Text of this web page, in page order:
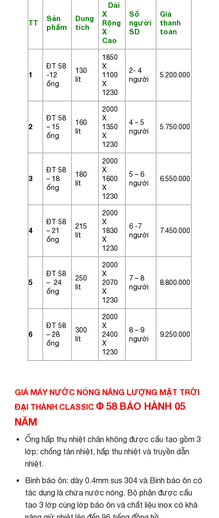
TT
Sản
phẩm
Dung
tích
Dài
X
Rộng
X
Cao
Số
người
SD
Giá
thanh
toán
1
ĐT 58
-12
ống
130
lít
1850
X
1100
X
1230
2- 4
người
5.200.000
2
ĐT 58
– 15
ống
160
lít
2000
X
1350
X
1230
4 – 5
người
5.750.000
3
ĐT 58
– 18
ống
180
lít
2000
X
1600
X
1230
5 – 6
người
6.550.000
4
ĐT 58
– 21
ống
215
lít
2000
X
1830
X
1230
6 -7
người
7.450.000
5
ĐT 58
– 24
ống
250
lít
2000
X
2070
X
1230
7 – 8
người
8.800.000
6
ĐT 58
– 28
ống
300
lít
2000
X
2400
X
1230
8 – 9
người
9.250.000
GIÁ MÁY NƯỚC NÓNG NĂNG LƯỢNG MẶT TRỜI
ĐẠI THÀNH CLASSIC Φ 58 BẢO HÀNH 05
NĂM
Ống hấp thụ nhiệt chân không được cấu tạo gồm 3
lớp: chống tản nhiệt, hấp thu nhiệt và truyền dẫn
nhiệt.
Bình bảo ôn: dày 0.4mm sus 304 và Bình bảo ôn có
tác dụng là chứa nước nóng. Bộ phận được cấu
tạo 3 lớp cùng lớp bảo ôn và chất liệu inox có khả